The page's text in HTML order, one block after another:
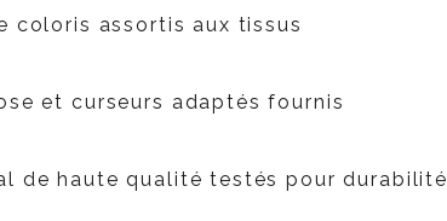
coloris assortis aux tissus
et curseurs adaptés fournis
de haute qualité testés pour durabilité